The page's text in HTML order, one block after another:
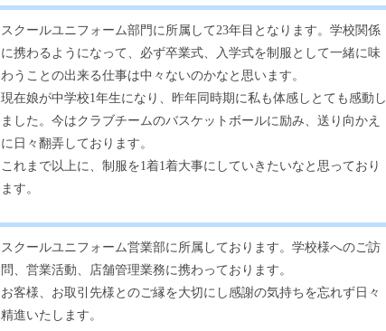
スクールユニフォーム部門に所属して23年目となります。学校関係
に携わるようになって、必ず卒業式、入学式を制服として一緒に味
わうことの出来る仕事は中々ないのかなと思います。
現在娘が中学校1年生になり、昨年同時期に私も体感しとても感動し
ました。今はクラブチームのバスケットボールに励み、送り向かえ
に日々翻弄しております。
これまで以上に、制服を1着1着大事にしていきたいなと思っており
ます。
スクールユニフォーム営業部に所属しております。学校様へのご訪
問、営業活動、店舗管理業務に携わっております。
お客様、お取引先様とのご縁を大切にし感謝の気持ちを忘れず日々
精進いたします。